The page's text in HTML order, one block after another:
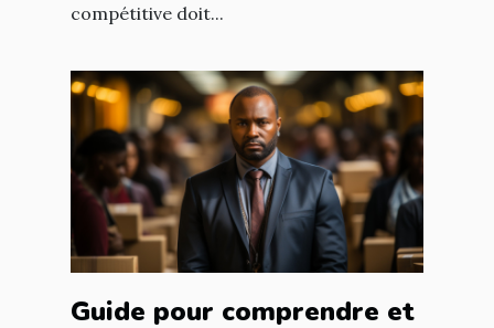
compétitive doit...
Guide pour comprendre et